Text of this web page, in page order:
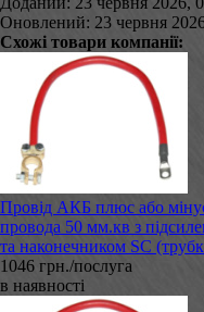
Оновлений: 23 червня
Схожі товари компанії:
Провід АКБ плюс або
провода 50 мм.кв з
та наконечником SC
1046 грн./послуга
в наявності